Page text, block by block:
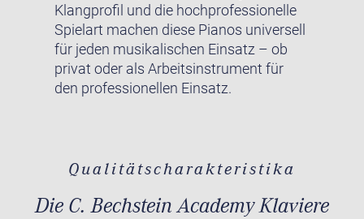
Klangprofil und die hochprofessionelle
Spielart machen diese Pianos universell
für jeden musikalischen Einsatz – ob
privat oder als Arbeitsinstrument für
den professionellen Einsatz.
Qualitätscharakteristika
Die C. Bechstein Academy Klaviere